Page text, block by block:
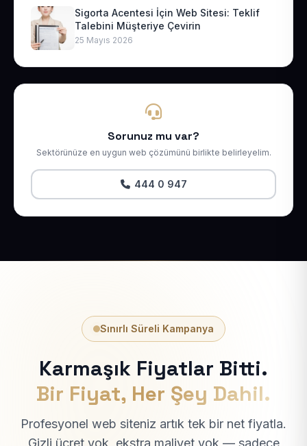
Sigorta Acentesi İçin Web Sitesi: Teklif
Talebini Müşteriye Çevirin
25 Mayıs 2026
Sorunuz mu var?
Sektörünüze en uygun web çözümünü birlikte belirleyelim.
444 0 947
Sınırlı Süreli Kampanya
Karmaşık Fiyatlar Bitti.
Bir Fiyat, Her Şey Dahil.
Profesyonel web siteniz artık tek bir net fiyatla.
Gizli ücret yok, ekstra maliyet yok — sadece